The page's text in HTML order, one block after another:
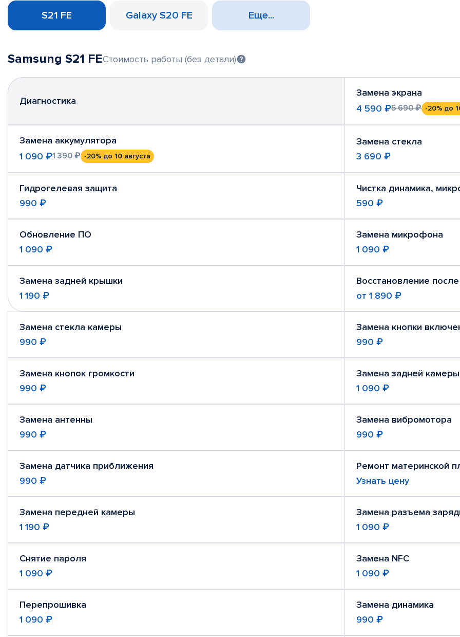
S21 FE Galaxy S20 FE Еще...
Samsung S21 FEСтоимость работы (без детали)
Диагностика
Замена экрана
4 590 ₽5 690 ₽ -20% до
Замена аккумулятора
1 090 ₽1 390 ₽ -20% до 10 августа
Замена стекла
3 690 ₽
Гидрогелевая защита
990 ₽
Чистка динамика,
590 ₽
Обновление ПО
1 090 ₽
Замена микрофона
1 090 ₽
Замена задней крышки
1 190 ₽
Восстановление
от 1 890 ₽
Замена стекла камеры
990 ₽
Замена кнопки
990 ₽
Замена кнопок громкости
990 ₽
Замена задней камеры
1 090 ₽
Замена антенны
990 ₽
Замена вибромотора
990 ₽
Замена датчика приближения
990 ₽
Ремонт материнской
Узнать цену
Замена передней камеры
1 190 ₽
Замена разъема
1 090 ₽
Снятие пароля
1 090 ₽
Замена NFC
1 090 ₽
Перепрошивка
1 090 ₽
Замена динамика
990 ₽